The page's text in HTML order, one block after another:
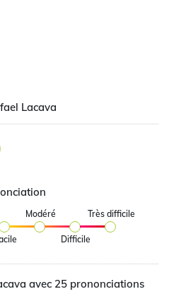
Lacava
Modéré
Difficile
Très difficile
avec 25 prononciations